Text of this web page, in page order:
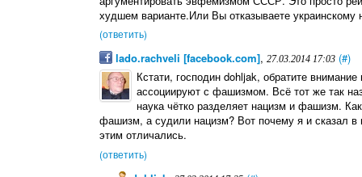
худшем варианте.Или Вы отказываете украинскому
(ответить)
lado.rachveli [facebook.com], 27.03.2014 17:03 (#)
Кстати, господин dohljak, обратите
ассоциируют с фашизмом. Всё тот же так
наука чётко разделяет нацизм и фашизм.
фашизм, а судили нацизм? Вот почему я и сказал
этим отличались.
(ответить)